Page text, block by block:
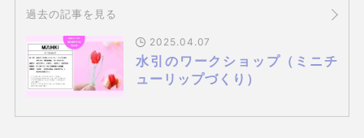
過去の記事を見る
2025.04.07
水引のワークショップ（ミニチ
ューリップづくり）